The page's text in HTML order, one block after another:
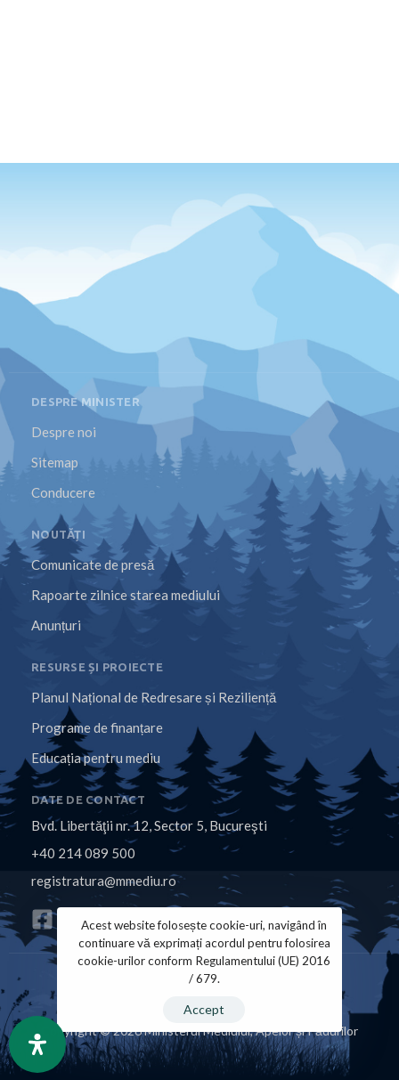
DESPRE MINISTER
Despre noi
Sitemap
Conducere
NOUTĂȚI
Comunicate de presă
Rapoarte zilnice starea mediului
Anunțuri
RESURSE ȘI PROIECTE
Planul Național de Redresare și Reziliență
Programe de finanțare
Educația pentru mediu
DATE DE CONTACT
Bvd. Libertăţii nr. 12, Sector 5, Bucureşti
+40 214 089 500
registratura@mmediu.ro
Copyright © 2026 Ministerul Mediului, Apelor și Pădurilor
Acest website folosește cookie-uri, navigând în
continuare vă exprimați acordul pentru folosirea
cookie-urilor conform Regulamentului (UE) 2016
/ 679.
Accept